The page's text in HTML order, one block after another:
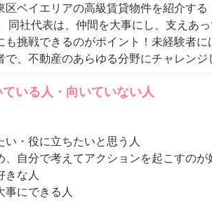
区ベイエリアの高級賃貸物件を紹介す
同社代表は、仲間を大事にし、支えあ
も挑戦できるのがポイント！未経験者
で、不動産のあらゆる分野にチャレン
いる人・向いていない人
・役に立ちたいと思う人
自分で考えてアクションを起こすのが
な人
にできる人